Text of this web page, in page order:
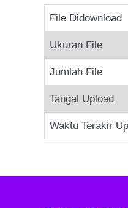
File Didownload
Ukuran File
Jumlah File
Tangal Upload
Waktu Terakir